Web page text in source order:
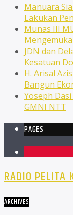
Manuara
Lakukan
Munas III
Mengemuka
JDN dan
Kesatuan
H. Arisal
Bangun
Yoseph
GMNI NTT
PAGES
RADIO
ARCHIVES